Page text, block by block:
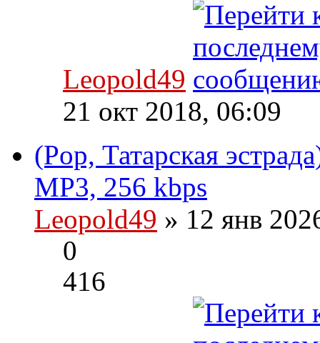
Leopold49
21 окт 2018, 06:09
(Pop, Татарская
MP3, 256 kbps
Leopold49 » 12 янв
0
416